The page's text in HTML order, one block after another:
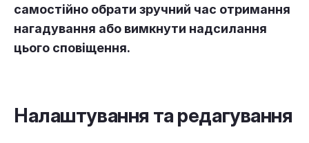
самостійно обрати зручний час отримання
нагадування або вимкнути надсилання
цього сповіщення.
Налаштування та редагування